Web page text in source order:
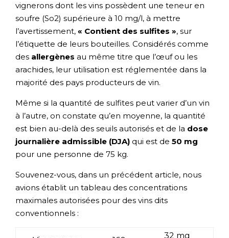
vignerons dont les vins possèdent une teneur en
soufre (So2) supérieure à 10 mg/l, à mettre
l’avertissement, « Contient des sulfites », sur
l’étiquette de leurs bouteilles. Considérés comme
des allergènes au même titre que l’œuf ou les
arachides, leur utilisation est réglementée dans la
majorité des pays producteurs de vin.
Même si la quantité de sulfites peut varier d’un vin
à l’autre, on constate qu’en moyenne, la quantité
est bien au-delà des seuils autorisés et de la dose
journalière admissible (DJA) qui est de 50 mg
pour une personne de 75 kg.
Souvenez-vous, dans un précédent article, nous
avions établit un tableau des concentrations
maximales autorisées pour des vins dits
conventionnels :
32 mg